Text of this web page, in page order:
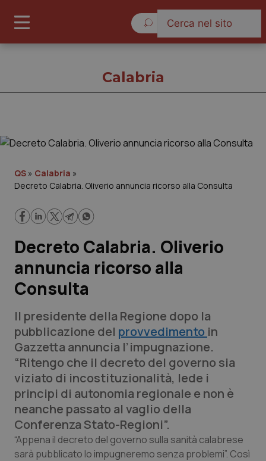
Cronache
Lavoro e Professioni
Scienza e Farmaci
Studi e Analisi
Lettere al direttore
Edizioni Regionali
QS Pro
Professionisti Sanitari.AI
Calabria
QS » Calabria »
Decreto Calabria. Oliverio annuncia ricorso alla Consulta
Decreto Calabria. Oliverio
annuncia ricorso alla
Consulta
Il presidente della Regione dopo la
pubblicazione del provvedimento in
Gazzetta annuncia l’impugnazione.
“Ritengo che il decreto del governo sia
viziato di incostituzionalità, lede i
principi di autonomia regionale e non è
neanche passato al vaglio della
Conferenza Stato-Regioni”.
“Appena il decreto del governo sulla sanità calabrese
sarà pubblicato lo impugneremo senza problemi”. Così